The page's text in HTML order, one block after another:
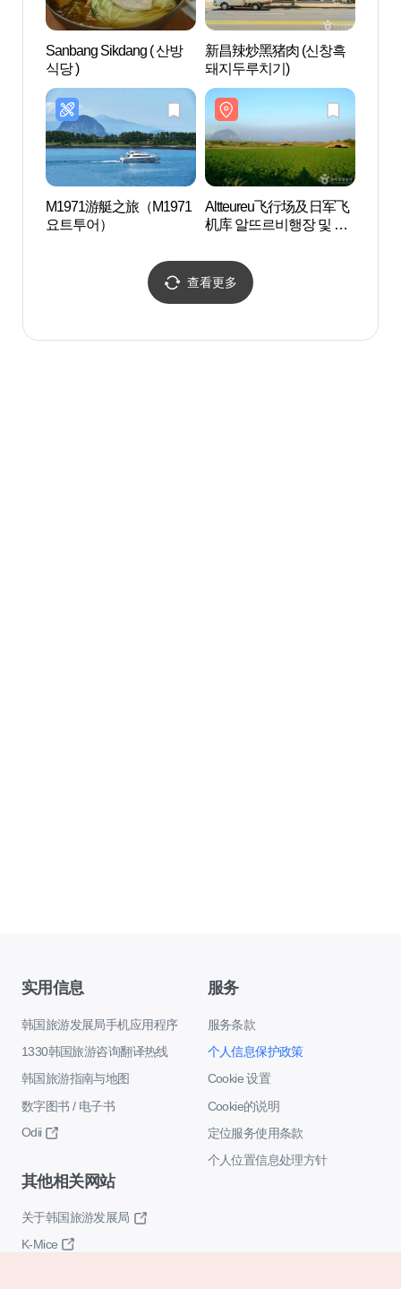
Sanbang Sikdang ( 산방
식당 )
新昌辣炒黑猪肉 (신창흑
돼지두루치기)
M1971游艇之旅（M1971
요트투어）
Altteureu飞行场及日军飞
机库 알뜨르비행장 및 일
查看更多
实用信息
韩国旅游发展局手机应用程序
1330韩国旅游咨询翻译热线
韩国旅游指南与地图
数字图书 / 电子书
Odii
服务
服务条款
个人信息保护政策
Cookie 设置
Cookie的说明
定位服务使用条款
个人位置信息处理方针
其他相关网站
关于韩国旅游发展局
K-Mice